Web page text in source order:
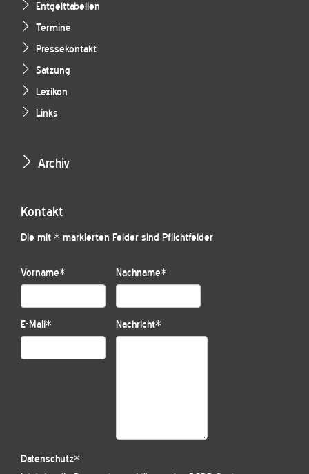
Entgelttabellen
Termine
Pressekontakt
Satzung
Lexikon
Links
Archiv
Kontakt
Die mit * markierten Felder sind Pflichtfelder
Vorname* Nachname*
E-Mail* Nachricht*
Datenschutz*